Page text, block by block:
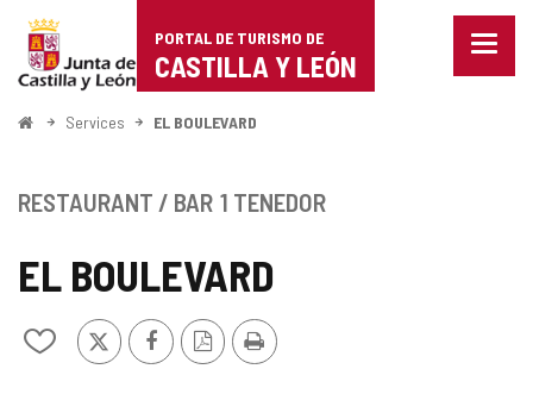
Portal
de
Turismo
Castilla
León
PORTAL DE TURISMO DE
CASTILLA Y LEÓN
Menu
<
Services EL BOULEVARD
EL BOULEVARD
Ajouter/retirer
X FacebookVersion
PDF
Imprimer
RESTAURANT / BAR 1 TENEDOR